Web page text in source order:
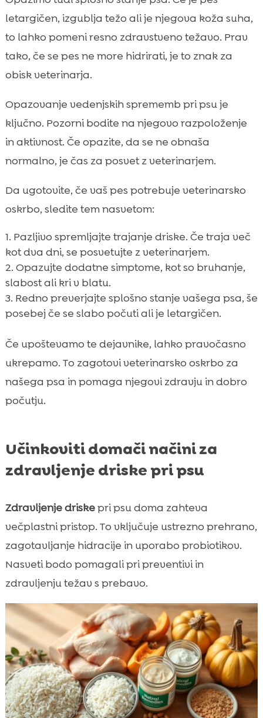
letargičen, izgublja težo ali je njegova koža suha,
to lahko pomeni resno zdravstveno težavo. Prav
tako, če se pes ne more hidrirati, je to znak za
obisk veterinarja.
Opazovanje vedenjskih sprememb pri psu je
ključno. Pozorni bodite na njegovo razpoloženje
in aktivnost. Če opazite, da se ne obnaša
normalno, je čas za posvet z veterinarjem.
Da ugotovite, če vaš pes potrebuje veterinarsko
oskrbo, sledite tem nasvetom:
Pazljivo spremljajte trajanje driske. Če traja več
kot dva dni, se posvetujte z veterinarjem.
Opazujte dodatne simptome, kot so bruhanje,
slabost ali kri v blatu.
Redno preverjajte splošno stanje vašega psa, še
posebej če se slabo počuti ali je letargičen.
Če upoštevamo te dejavnike, lahko pravočasno
ukrepamo. To zagotovi veterinarsko oskrbo za
našega psa in pomaga njegovi zdravju in dobro
počutju.
Učinkoviti domači načini za
zdravljenje driske pri psu
Zdravljenje driskepri psu doma zahteva
večplastni pristop. To vključuje ustrezno prehrano,
zagotavljanje hidracije in uporabo probiotikov.
Nasveti bodo pomagali pri preventivi in
zdravljenju težav s prebavo.